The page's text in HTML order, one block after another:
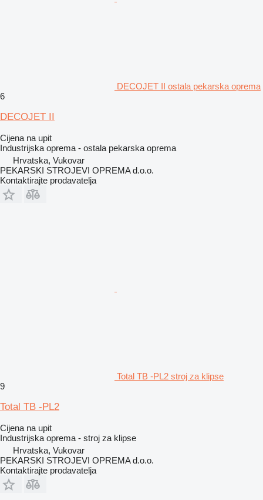
DECOJET II ostala pekarska oprema
6
DECOJET II
Cijena na upit
Industrijska oprema - ostala pekarska oprema
Hrvatska, Vukovar
PEKARSKI STROJEVI OPREMA d.o.o.
Kontaktirajte prodavatelja
Total TB -PL2 stroj za klipse
9
Total TB -PL2
Cijena na upit
Industrijska oprema - stroj za klipse
Hrvatska, Vukovar
PEKARSKI STROJEVI OPREMA d.o.o.
Kontaktirajte prodavatelja